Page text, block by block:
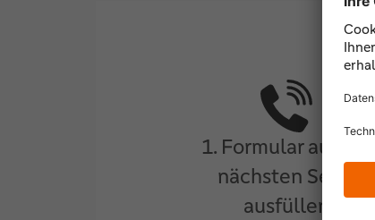
1. Formular auf der
nächsten Seite
ausfüllen